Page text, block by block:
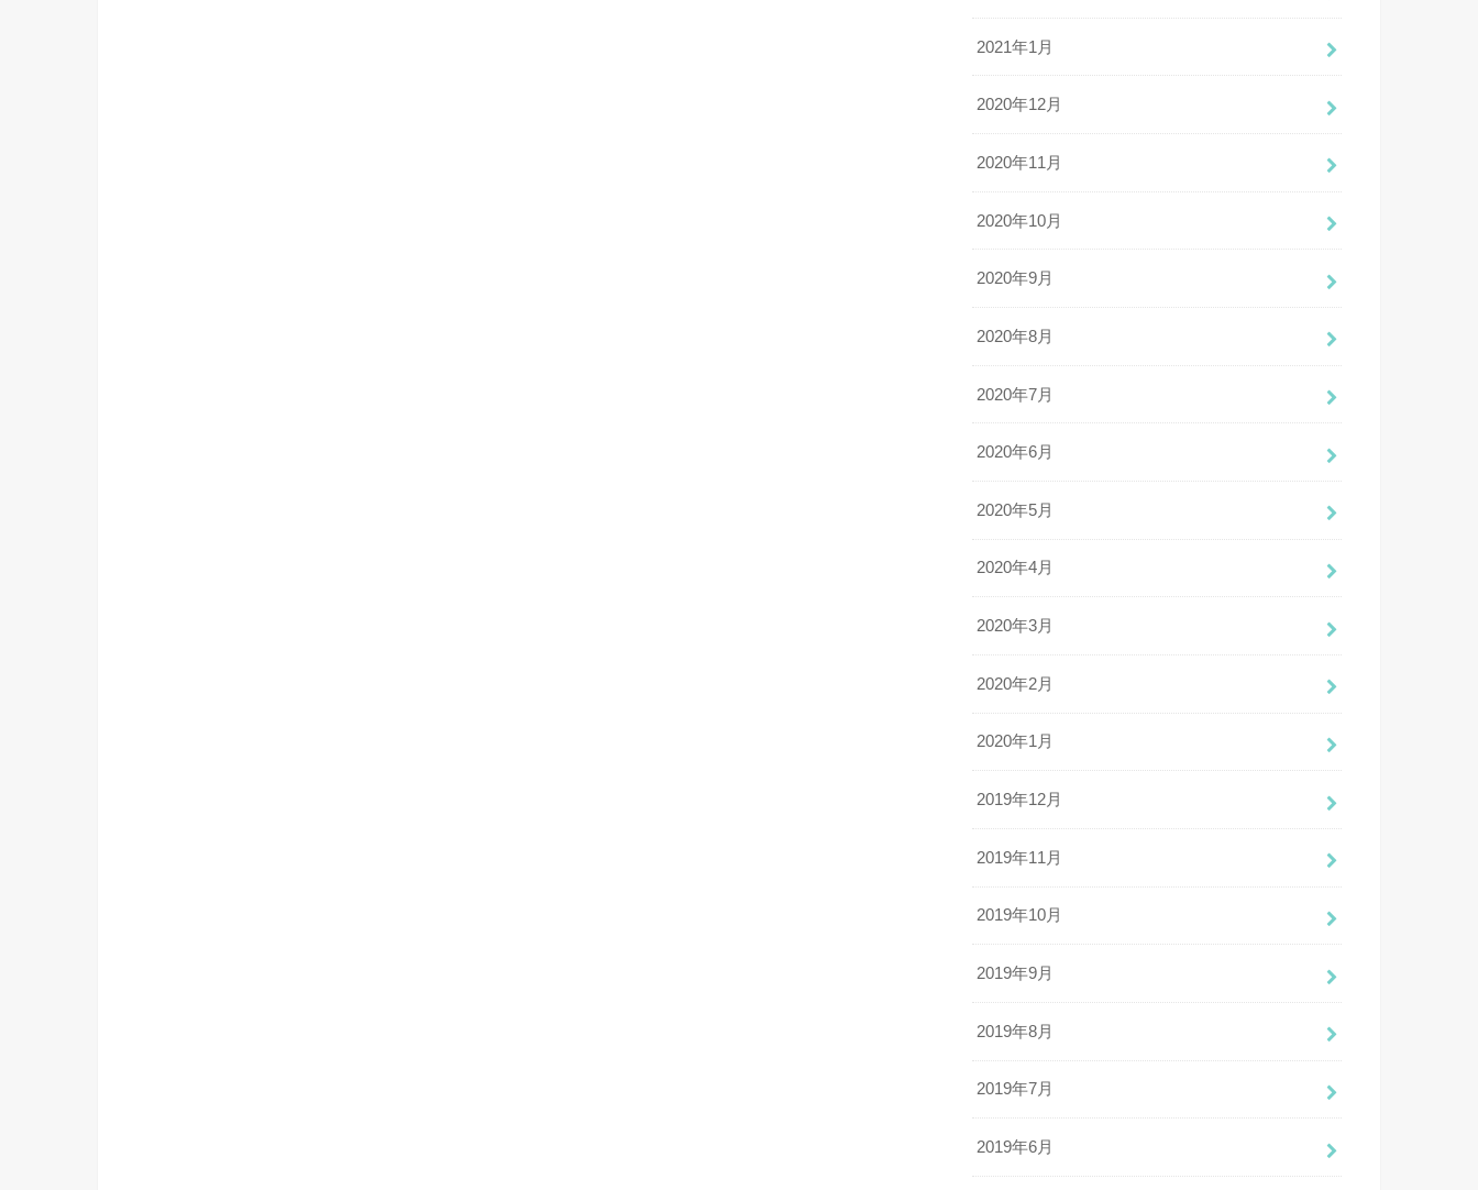
2021年1月
2020年12月
2020年11月
2020年10月
2020年9月
2020年8月
2020年7月
2020年6月
2020年5月
2020年4月
2020年3月
2020年2月
2020年1月
2019年12月
2019年11月
2019年10月
2019年9月
2019年8月
2019年7月
2019年6月